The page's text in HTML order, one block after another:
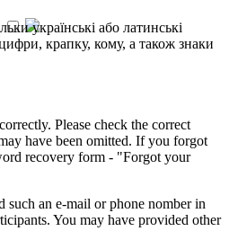
українські або латинські
крапку, кому, а також знаки
Please check the correct
have been omitted. If you forgot
recovery form - "Forgot your
an e-mail or phone nomber in
You may have provided other